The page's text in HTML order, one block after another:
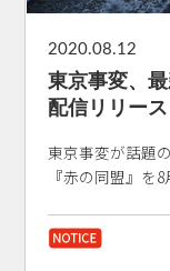
2020.08.12
東京事変、
配信リリース
東京事変が話題
『赤の同盟』を